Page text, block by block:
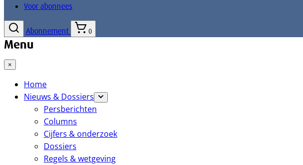
Voor abonnees
Abonnement 0
Menu
×
Home
Nieuws & Dossiers
Persberichten
Columns
Cijfers & onderzoek
Dossiers
Regels & wetgeving